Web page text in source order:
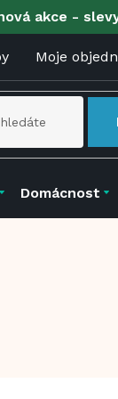
akce -
Moje
Domácnost